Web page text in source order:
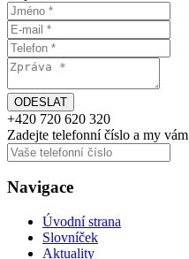
+420 720 620 320
Zadejte telefonní číslo a my vám
Navigace
Úvodní strana
Slovníček
Aktuality